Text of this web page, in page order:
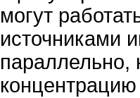
могут
источниками
параллельно,